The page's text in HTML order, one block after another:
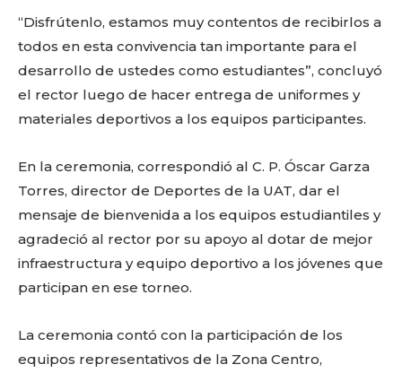
“Disfrútenlo, estamos muy contentos de recibirlos a
todos en esta convivencia tan importante para el
desarrollo de ustedes como estudiantes”, concluyó
el rector luego de hacer entrega de uniformes y
materiales deportivos a los equipos participantes.
En la ceremonia, correspondió al C. P. Óscar Garza
Torres, director de Deportes de la UAT, dar el
mensaje de bienvenida a los equipos estudiantiles y
agradeció al rector por su apoyo al dotar de mejor
infraestructura y equipo deportivo a los jóvenes que
participan en ese torneo.
La ceremonia contó con la participación de los
equipos representativos de la Zona Centro,